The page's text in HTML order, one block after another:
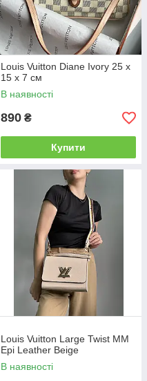
Louis Vuitton Diane Ivory 25 x
15 x 7 см
В наявності
890 ₴
Купити
Louis Vuitton Large Twist MM
Epi Leather Beige
В наявності